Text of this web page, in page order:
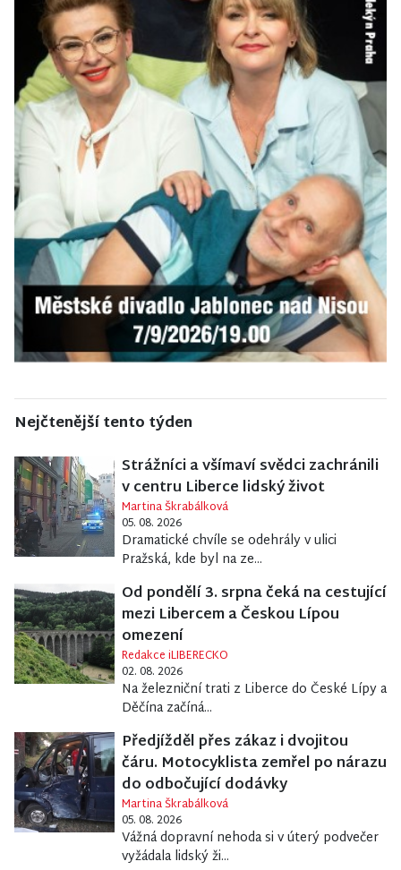
Nejčtenější tento týden
Strážníci a všímaví svědci zachránili
v centru Liberce lidský život
Martina Škrabálková
05. 08. 2026
Dramatické chvíle se odehrály v ulici
Pražská, kde byl na ze...
Od pondělí 3. srpna čeká na cestující
mezi Libercem a Českou Lípou
omezení
Redakce iLIBERECKO
02. 08. 2026
Na železniční trati z Liberce do České Lípy a
Děčína začíná...
Předjížděl přes zákaz i dvojitou
čáru. Motocyklista zemřel po nárazu
do odbočující dodávky
Martina Škrabálková
05. 08. 2026
Vážná dopravní nehoda si v úterý podvečer
vyžádala lidský ži...